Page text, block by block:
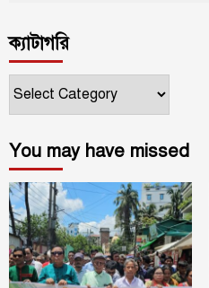
ক্যাটাগরি
ক্যাটাগরি
You may have missed